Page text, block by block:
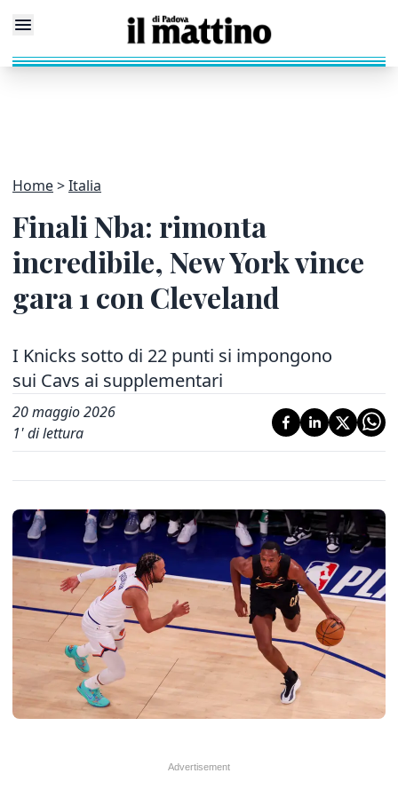
Home Italia
Finali Nba: rimonta
incredibile, New York vince
gara 1 con Cleveland
I Knicks sotto di 22 punti si impongono
sui Cavs ai supplementari
20 maggio 2026
1' di lettura